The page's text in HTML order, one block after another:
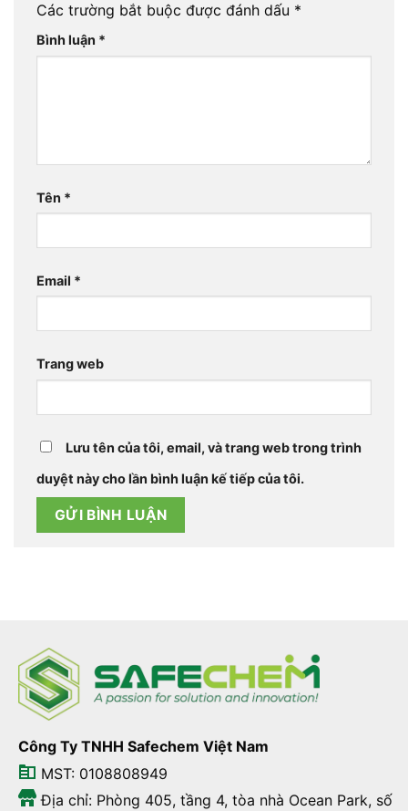
Các trường bắt buộc được đánh dấu *
Bình luận *
Tên *
Email *
Trang web
Lưu tên của tôi, email, và trang web trong trình
duyệt này cho lần bình luận kế tiếp của tôi.
Công Ty TNHH Safechem Việt Nam
MST: 0108808949
Địa chỉ: Phòng 405, tầng 4, tòa nhà Ocean Park, số